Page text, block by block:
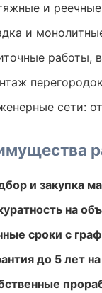
и
и
работы,
сети:
и закупка
на
сроки с
до 5 лет